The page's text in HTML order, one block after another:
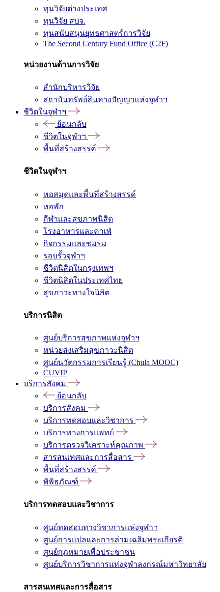
ทุนวิจัยต่างประเทศ
ทุนวิจัย สบจ.
ทุนสนับสนุนยุทธศาสตร์การวิจัย
The Second Century Fund Office (C2F)
หน่วยงานด้านการวิจัย
สำนักบริหารวิจัย
สถาบันทรัพย์สินทางปัญญาแห่งจุฬาฯ
ชีวิตในจุฬาฯ
ย้อนกลับ
ชีวิตในจุฬาฯ
พื้นที่สร้างสรรค์
ชีวิตในจุฬาฯ
หอสมุดและพื้นที่สร้างสรรค์
หอพัก
กีฬาและสุขภาพนิสิต
โรงอาหารและคาเฟ่
กิจกรรมและชมรม
รอบรั้วจุฬาฯ
ชีวิตนิสิตในกรุงเทพฯ
ชีวิตนิสิตในประเทศไทย
สุขภาวะทางใจนิสิต
บริการนิสิต
ศูนย์บริการสุขภาพแห่งจุฬาฯ
หน่วยส่งเสริมสุขภาวะนิสิต
ศูนย์นวัตกรรมการเรียนรู้ (Chula MOOC)
CUVIP
บริการสังคม
ย้อนกลับ
บริการสังคม
บริการทดสอบและวิชาการ
บริการทางการแพทย์
บริการตรวจวิเคราะห์คุณภาพ
สารสนเทศและการสื่อสาร
พื้นที่สร้างสรรค์
พิพิธภัณฑ์
บริการทดสอบและวิชาการ
ศูนย์ทดสอบทางวิชาการแห่งจุฬาฯ
ศูนย์การแปลและการล่ามเฉลิมพระเกียรติ
ศูนย์กฎหมายเพื่อประชาชน
ศูนย์บริการวิชาการแห่งจุฬาลงกรณ์มหาวิทยาลัย
สารสนเทศและการสื่อสาร